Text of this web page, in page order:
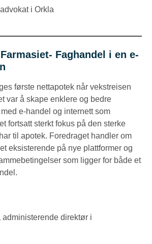
advokat i Orkla
Farmasiet- Faghandel i en e-
første nettapotek når vekstreisen
var å skape enklere og bedre
e-handel og internett som
fortsatt sterkt fokus på den sterke
til apotek. Foredraget handler om
eksisterende på nye plattformer og
som ligger for både et
administerende direktør i